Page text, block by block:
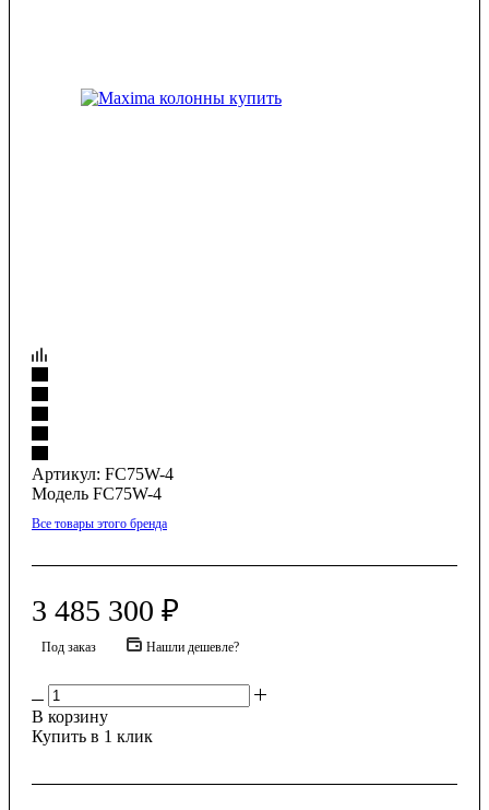
Артикул: FC75W-4
Модель FC75W-4
Все товары этого бренда
3 485 300 ₽
Под заказ Нашли дешевле?
В корзину
Купить в 1 клик